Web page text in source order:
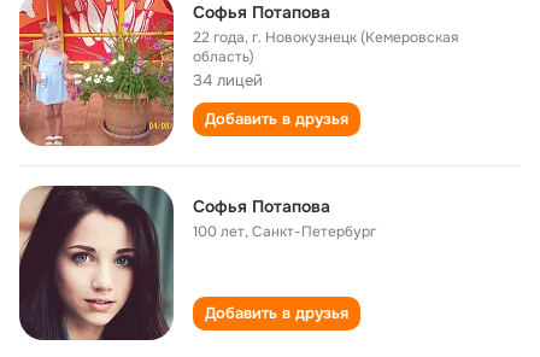
Софья Потапова
22 года,г. Новокузнецк (Кемеровская
область)
34 лицей
Добавить в друзья
Софья Потапова
100 лет,Санкт-Петербург
Добавить в друзья